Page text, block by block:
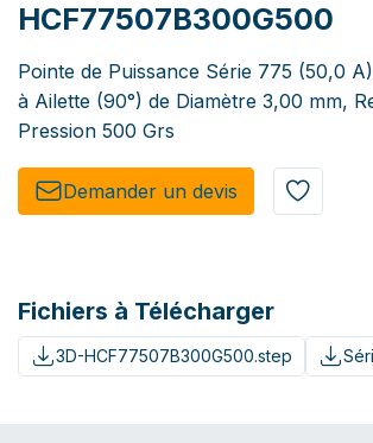
HCF77507B300G500
Pointe de Puissance Série 775 (50,0
à Ailette (90°) de Diamètre 3,00 mm,
Pression 500 Grs
Demander un de​​vis​​
Fichiers à Télécharger
3D-HCF77507B300G500.step